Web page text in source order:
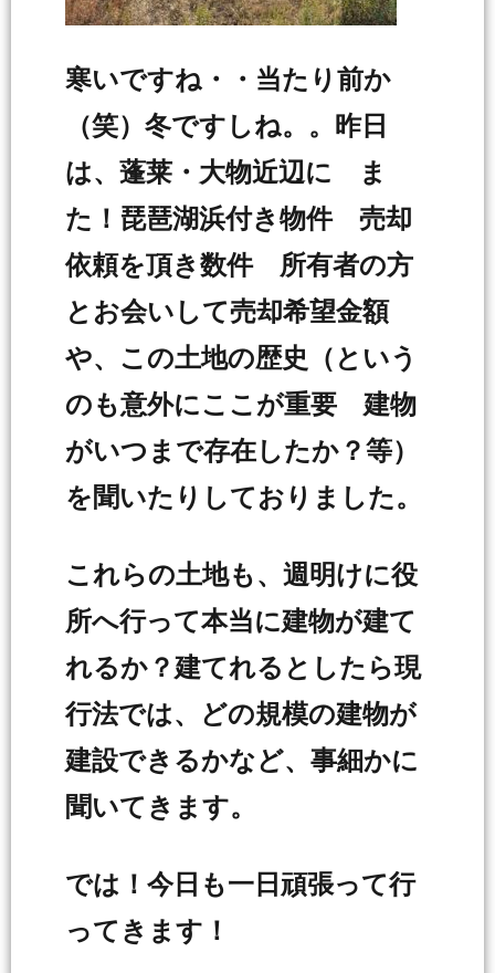
寒いですね・・当たり前か
（笑）冬ですしね。。昨日
は、蓬莱・大物近辺に ま
た！琵琶湖浜付き物件 売却
依頼を頂き数件 所有者の方
とお会いして売却希望金額
や、この土地の歴史（という
のも意外にここが重要 建物
がいつまで存在したか？等）
を聞いたりしておりました。
これらの土地も、週明けに役
所へ行って本当に建物が建て
れるか？建てれるとしたら現
行法では、どの規模の建物が
建設できるかなど、事細かに
聞いてきます。
では！今日も一日頑張って行
ってきます！